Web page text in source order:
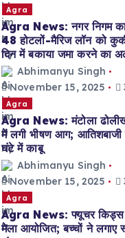
Agra
Agra News: नगर निगम
48 होटलों-मैरिज लॉन को
दिन में बकाया जमा करने का
Abhimanyu Singh
November 15, 2025
Agra
Agra News: मंटोला
में लगी भीषण आग;
घंटे में काबू
Abhimanyu Singh
November 15, 2025
Agra
Agra News: फ्यूचर
मेला आयोजित; बच्चों ने लगाए